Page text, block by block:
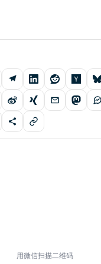
用微信扫描二维码